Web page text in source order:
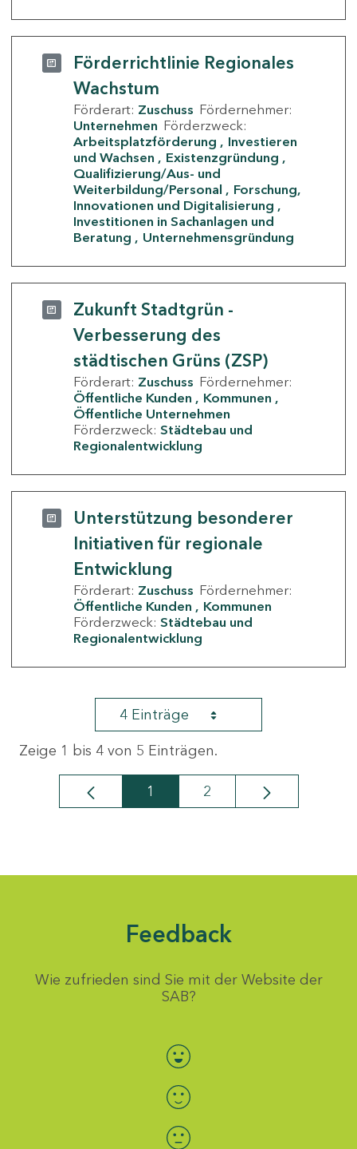
Förderrichtlinie Regionales
Wachstum
Förderart: Zuschuss Fördernehmer:
Unternehmen Förderzweck:
Arbeitsplatzförderung
Investieren
und Wachsen
Existenzgründung
Qualifizierung/Aus- und
Weiterbildung/Personal
Forschung,
Innovationen und Digitalisierung
Investitionen in Sachanlagen und
Beratung
Unternehmensgründung
Zukunft Stadtgrün -
Verbesserung des
städtischen Grüns (ZSP)
Förderart: Zuschuss Fördernehmer:
Öffentliche Kunden
Kommunen
Öffentliche Unternehmen
Förderzweck: Städtebau und
Regionalentwicklung
Unterstützung besonderer
Initiativen für regionale
Entwicklung
Förderart: Zuschuss Fördernehmer:
Öffentliche Kunden
Kommunen
Förderzweck: Städtebau und
Regionalentwicklung
4 Einträge
Zeige 1 bis 4 von 5 Einträgen.
Seite
1 Seite
2
Feedback
Wie zufrieden sind Sie mit der Website der
SAB?
Bewertung auswählen